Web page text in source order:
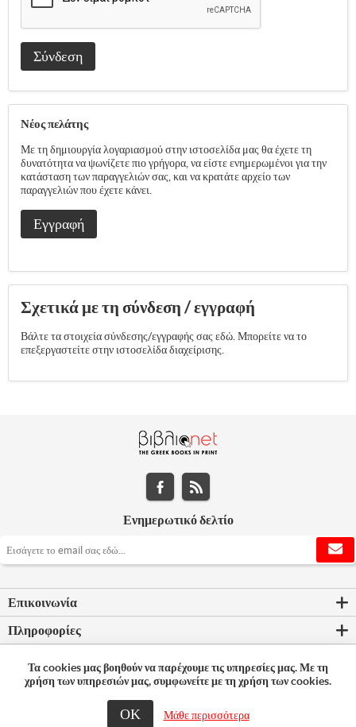
Σύνδεση
Νέος πελάτης
Με τη δημιουργία λογαριασμού στην ιστοσελίδα μας θα έχετε τη
δυνατότητα να ψωνίζετε πιο γρήγορα, να είστε ενημερωμένοι για την
κατάσταση των παραγγελιών σας, και να κρατάτε αρχείο των
παραγγελιών που έχετε κάνει.
Εγγραφή
Σχετικά με τη σύνδεση / εγγραφή
Βάλτε τα στοιχεία σύνδεσης/εγγραφής σας εδώ. Μπορείτε να το
επεξεργαστείτε στην ιστοσελίδα διαχείρισης.
Ενημερωτικό δελτίο
Επικοινωνία
Πληροφορίες
Ο λογαριασμός μου
© 2026 Bookleader
Τα cookies μας βοηθούν να παρέχουμε τις υπηρεσίες μας. Με τη
χρήση των υπηρεσιών μας, συμφωνείτε με τη χρήση των cookies.
ΟΚ Μάθε περισσότερα